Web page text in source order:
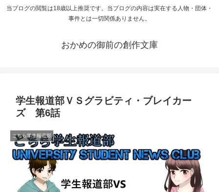
当ブログの閲覧は18歳以上推奨です。当ブログの内容は実在する人物・団体・
事件とは一切関係ありません。
おかめの御前の創作文庫
学生報道部ＶＳグラビティ・ブレイカー
ズ 第6話
こちら学生報道部